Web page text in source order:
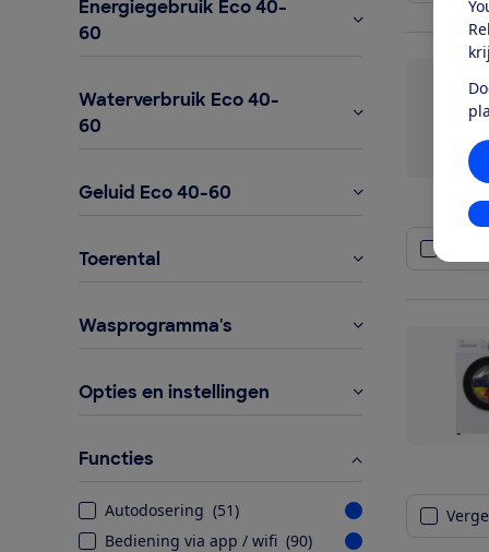
Energiegebruik Eco 40-
60
Waterverbruik Eco 40-
60
Geluid Eco 40-60
Toerental
Wasprogramma's
Opties en instellingen
Functies
Autodosering (51)
Bediening via app / wifi (90)